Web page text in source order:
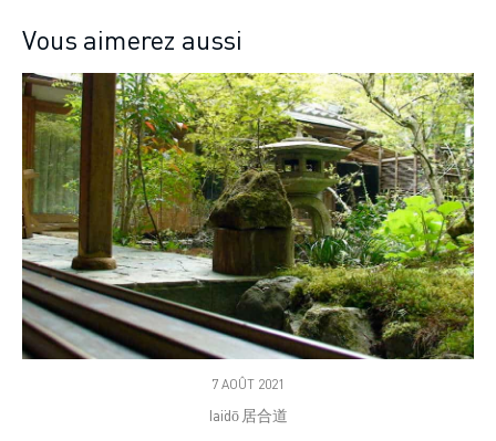
Vous aimerez aussi
7 AOÛT 2021
Iaïdō 居合道